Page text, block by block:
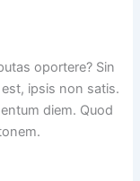
oportere? Sin
ipsis non satis.
diem. Quod